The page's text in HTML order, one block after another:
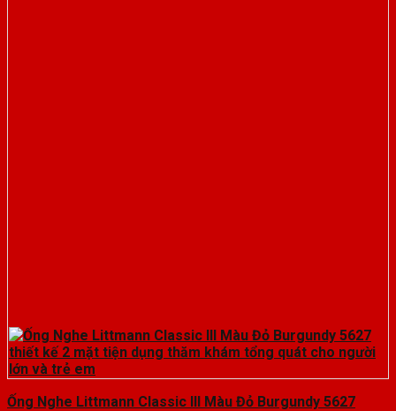
Ống Nghe Littmann Classic III Màu Đỏ Burgundy 5627